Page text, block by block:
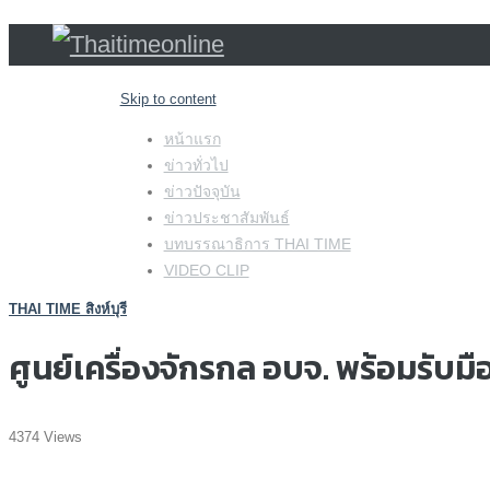
Skip to content
หน้าแรก
ข่าวทั่วไป
ข่าวปัจจุบัน
ข่าวประชาสัมพันธ์
บทบรรณาธิการ THAI TIME
VIDEO CLIP
THAI TIME สิงห์บุรี
ศูนย์เครื่องจักรกล อบจ. พร้อมรับ
4374 Views